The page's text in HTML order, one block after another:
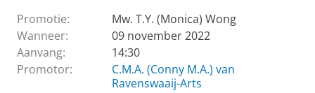
Promotie:
Mw. T.Y. (Monica) Wong
Wanneer:
09 november 2022
Aanvang:
14:30
Promotor:
C.M.A. (Conny M.A.) van
Ravenswaaij-Arts